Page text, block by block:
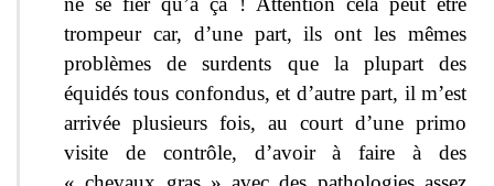
trompeur car, d’une part, ils ont les mêmes
problèmes de surdents que la plupart des
équidés tous confondus, et d’autre part, il m’est
arrivée plusieurs fois, au court d’une primo
visite de contrôle, d’avoir à faire à des